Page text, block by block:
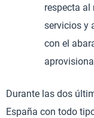
respecta al
servicios y
con el
Durante las dos
España con todo